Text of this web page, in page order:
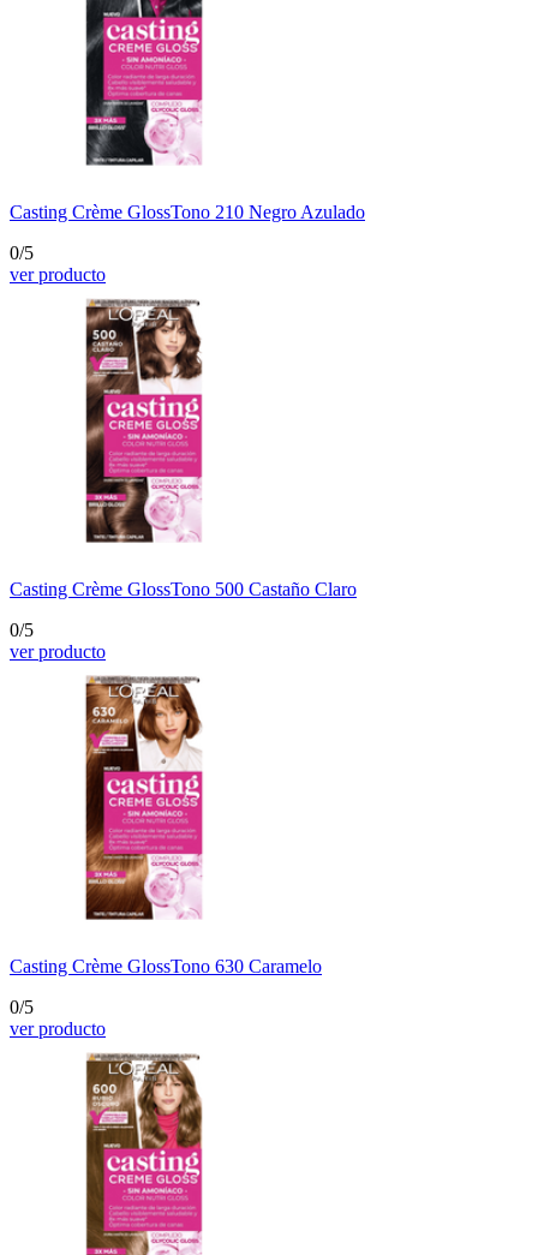
Casting Crème GlossTono 210 Negro Azulado
0/5
ver producto
Casting Crème GlossTono 500 Castaño Claro
0/5
ver producto
Casting Crème GlossTono 630 Caramelo
0/5
ver producto